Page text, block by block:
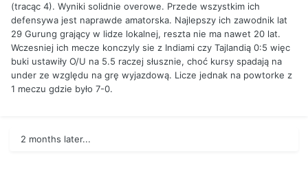
(tracąc 4). Wyniki solidnie overowe. Przede wszystkim ich
defensywa jest naprawde amatorska. Najlepszy ich zawodnik lat
29 Gurung grający w lidze lokalnej, reszta nie ma nawet 20 lat.
Wczesniej ich mecze konczyly sie z Indiami czy Tajlandią 0:5 więc
buki ustawiły O/U na 5.5 raczej słusznie, choć kursy spadają na
under ze względu na grę wyjazdową. Licze jednak na powtorke z
1 meczu gdzie było 7-0.
2 months later...